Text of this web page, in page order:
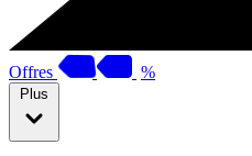
Offres %
Plus